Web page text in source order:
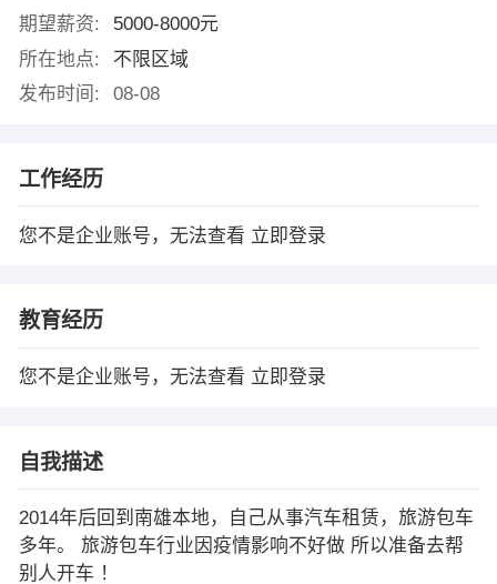
期望薪资:
5000-8000元
所在地点:
不限区域
发布时间:
08-08
工作经历
您不是企业账号，无法查看 立即登录
教育经历
您不是企业账号，无法查看 立即登录
自我描述
2014年后回到南雄本地，自己从事汽车租赁，旅游包车
多年。 旅游包车行业因疫情影响不好做 所以准备去帮
别人开车 ！